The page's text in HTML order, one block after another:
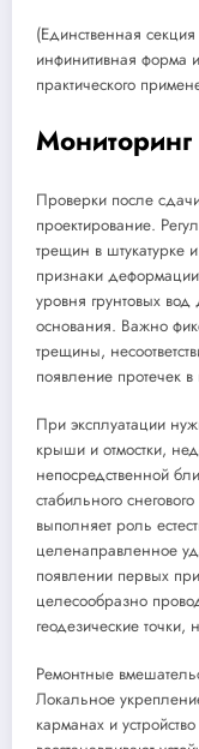
(Единственная
инфинитивная форма
практического
Мониторинг
Проверки после
проектирование.
трещин в штукатурке
признаки
уровня грунтовых
основания. Важно
трещины,
появление протечек
При эксплуатации
крыши и отмостки,
непосредственной
стабильного
выполняет роль
целенаправленное
появлении первых
целесообразно
геодезические
Ремонтные
Локальное
карманах и